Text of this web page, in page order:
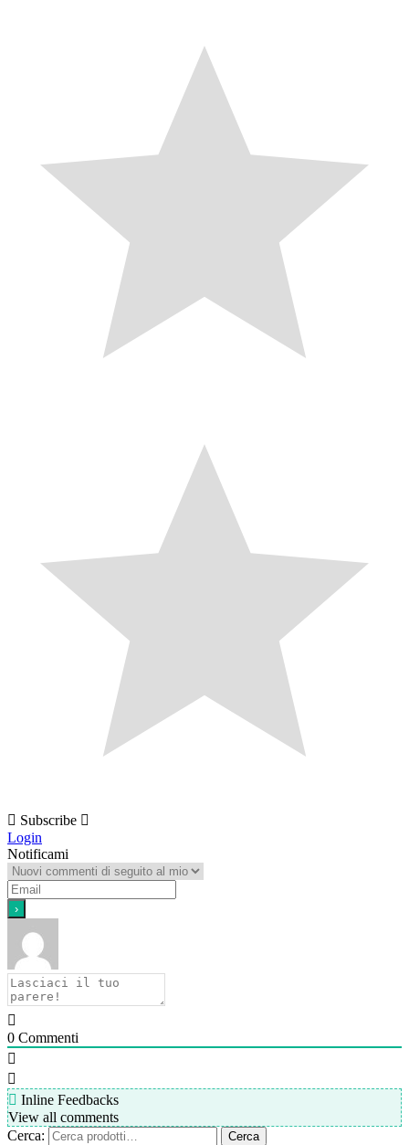
Subscribe
Login
Notificami
0 Commenti
Inline Feedbacks
View all comments
Cerca:
Cerca